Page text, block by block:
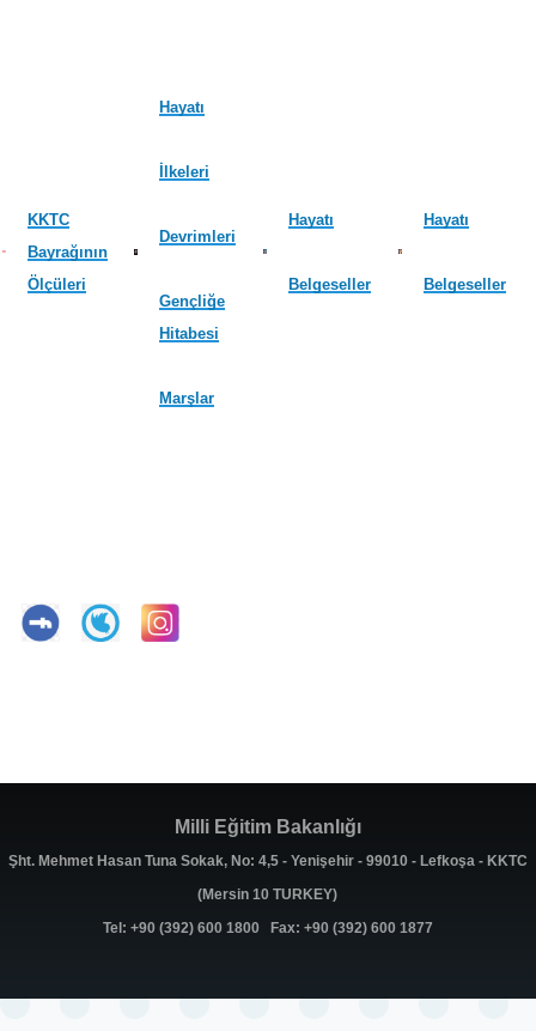
KKTC
Bayrağının
Ölçüleri
Hayatı
İlkeleri
Devrimleri
Gençliğe
Hitabesi
Marşlar
Hayatı
Belgeseller
Hayatı
Belgeseller
Milli Eğitim Bakanlığı
Şht. Mehmet Hasan Tuna Sokak, No: 4,5 - Yenişehir - 99010 - Lefkoşa - KKTC
(Mersin 10 TURKEY)
Tel: +90 (392) 600 1800 Fax: +90 (392) 600 1877